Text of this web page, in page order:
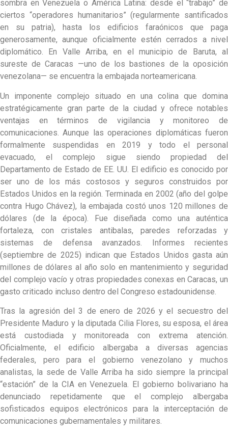
sombra en Venezuela o América Latina: desde el “trabajo” de
ciertos “operadores humanitarios” (regularmente santificados
en su patria), hasta los edificios faraónicos que paga
generosamente, aunque oficialmente estén cerrados a nivel
diplomático. En Valle Arriba, en el municipio de Baruta, al
sureste de Caracas —uno de los bastiones de la oposición
venezolana— se encuentra la embajada norteamericana.
Un imponente complejo situado en una colina que domina
estratégicamente gran parte de la ciudad y ofrece notables
ventajas en términos de vigilancia y monitoreo de
comunicaciones. Aunque las operaciones diplomáticas fueron
formalmente suspendidas en 2019 y todo el personal
evacuado, el complejo sigue siendo propiedad del
Departamento de Estado de EE. UU. El edificio es conocido por
ser uno de los más costosos y seguros construidos por
Estados Unidos en la región. Terminada en 2002 (año del golpe
contra Hugo Chávez), la embajada costó unos 120 millones de
dólares (de la época). Fue diseñada como una auténtica
fortaleza, con cristales antibalas, paredes reforzadas y
sistemas de defensa avanzados. Informes recientes
(septiembre de 2025) indican que Estados Unidos gasta aún
millones de dólares al año solo en mantenimiento y seguridad
del complejo vacío y otras propiedades conexas en Caracas, un
gasto criticado incluso dentro del Congreso estadounidense.
Tras la agresión del 3 de enero de 2026 y el secuestro del
Presidente Maduro y la diputada Cilia Flores, su esposa, el área
está custodiada y monitoreada con extrema atención.
Oficialmente, el edificio albergaba a diversas agencias
federales, pero para el gobierno venezolano y muchos
analistas, la sede de Valle Arriba ha sido siempre la principal
“estación” de la CIA en Venezuela. El gobierno bolivariano ha
denunciado repetidamente que el complejo albergaba
sofisticados equipos electrónicos para la interceptación de
comunicaciones gubernamentales y militares.